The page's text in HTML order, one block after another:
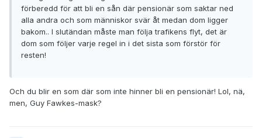
förberedd för att bli en sån där pensionär som saktar ned
alla andra och som människor svär åt medan dom ligger
bakom.. I slutändan måste man följa trafikens flyt, det är
dom som följer varje regel in i det sista som förstör för
resten!
Och du blir en som där som inte hinner bli en pensionär! Lol, nä,
men, Guy Fawkes-mask?